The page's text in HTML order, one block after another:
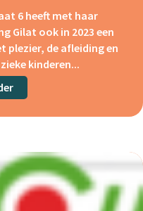
6 heeft met haar
Gilat ook in 2023 een
plezier, de afleiding en
kinderen...
about Stichting Gilat